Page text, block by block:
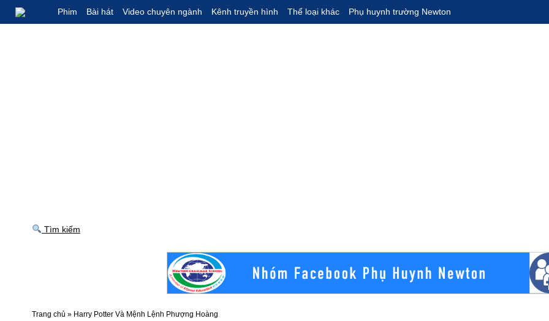
Phim Bài hát Video chuyên ngành Kênh truyền hình Thể loại khác Phụ huynh trường Newton
Tìm kiếm
Trang chủ » Harry Potter Và Mệnh Lệnh Phượng Hoàng